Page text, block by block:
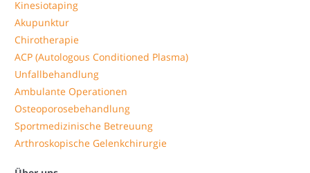
Kinesiotaping
Akupunktur
Chirotherapie
ACP (Autologous Conditioned Plasma)
Unfallbehandlung
Ambulante Operationen
Osteoporosebehandlung
Sportmedizinische Betreuung
Arthroskopische Gelenkchirurgie